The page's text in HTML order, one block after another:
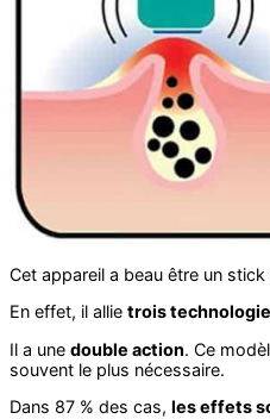
Cet appareil a beau être un stick
En effet, il allie trois
Il a une double action. Ce
souvent le plus nécessaire.
Dans 87 % des cas, les effets